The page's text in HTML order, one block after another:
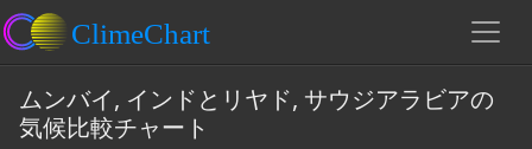
ムンバイ, インドとリヤド, サウジアラビアの
気候比較チャート